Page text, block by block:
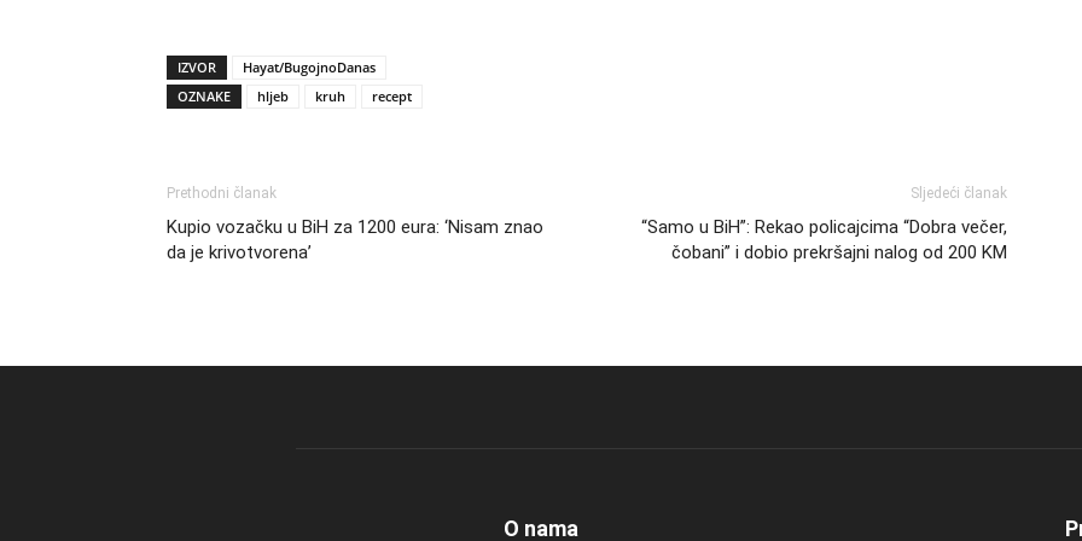
IZVOR
Hayat/BugojnoDanas
OZNAKE
hljeb kruh recept
Prethodni članak
Kupio vozačku u BiH za 1200 eura: ‘Nisam znao
da je krivotvorena’
Sljedeći članak
“Samo u BiH”: Rekao policajcima “Dobra večer,
čobani” i dobio prekršajni nalog od 200 KM
O nama